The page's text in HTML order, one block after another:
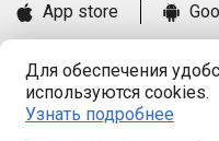
Для обеспечения
используются cookies.
Узнать подробнее
App store
Книга замечаний и
Правила и документы